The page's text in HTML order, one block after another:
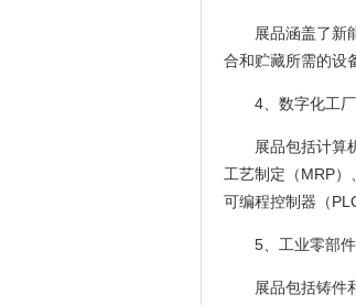
展品涵盖了新
合和贮藏所需的设
4、数字化工
展品包括计算
工艺制定（MRP
可编程控制器（
5、工业零部
展品包括铸件